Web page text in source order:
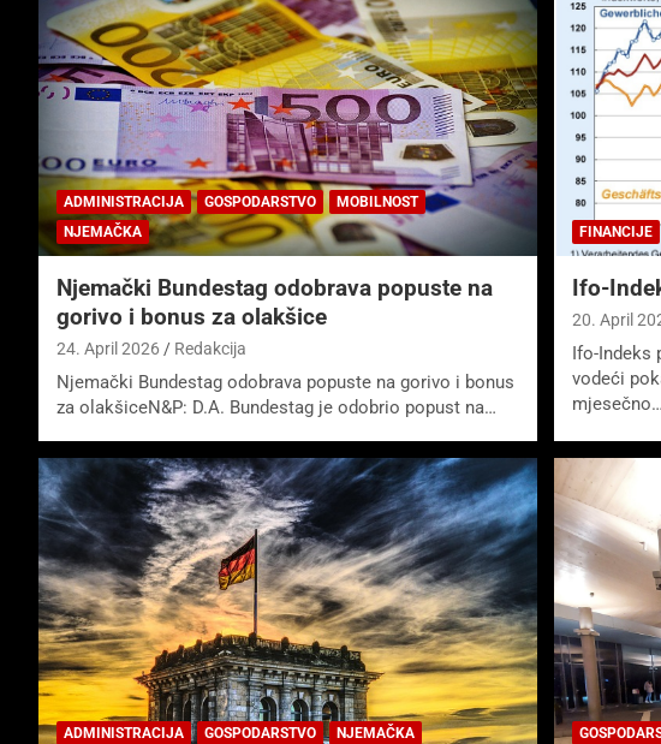
ADMINISTRACIJA GOSPODARSTVO
MOBILNOST
NJEMAČKA
Njemački Bundestag odobrava popuste na
gorivo i bonus za olakšice
24. April 2026 Redakcija
Njemački Bundestag odobrava popuste na gorivo i bonus
za olakšiceN&P: D.A. Bundestag je odobrio popust na…
FINANCIJE
Ifo-
20. April
Ifo-
vodeći
mjesečno…
ADMINISTRACIJA GOSPODARSTVO NJEMAČKA